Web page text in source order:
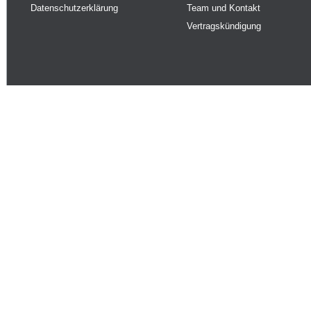
Datenschutzerklärung
Team und Kontakt
Vertragskündigung